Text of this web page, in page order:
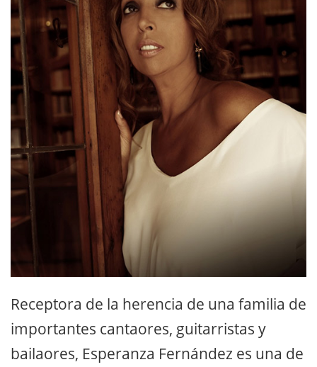
Receptora de la herencia de una familia de
importantes cantaores, guitarristas y
bailaores, Esperanza Fernández es una de